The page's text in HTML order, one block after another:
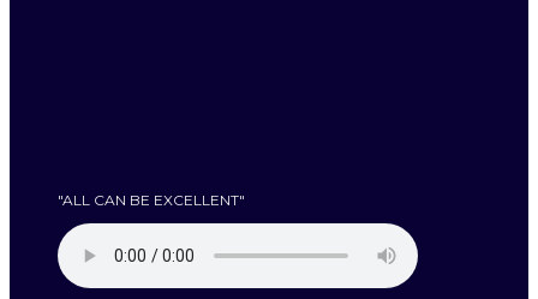
"ALL CAN BE EXCELLENT"